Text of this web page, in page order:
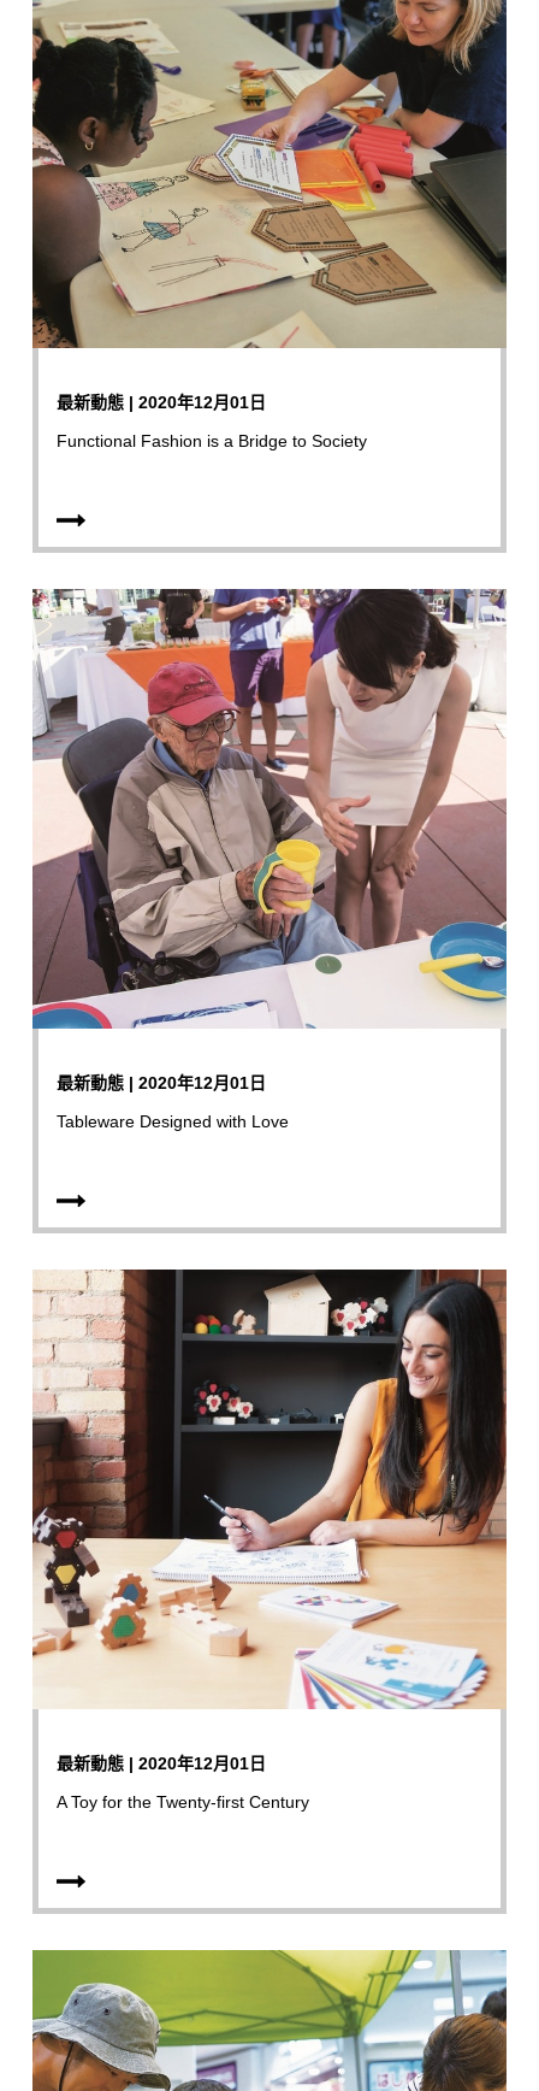
最新動態 | 2020年12月01日
Functional Fashion is a Bridge to Society
最新動態 | 2020年12月01日
Tableware Designed with Love
最新動態 | 2020年12月01日
A Toy for the Twenty-first Century